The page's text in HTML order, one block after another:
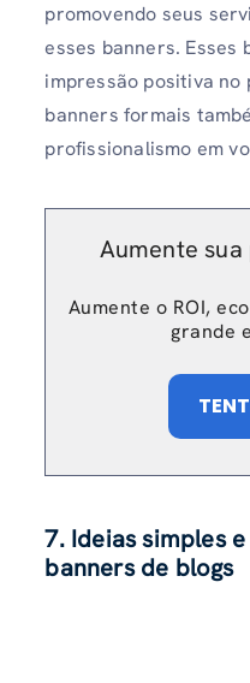
promovendo seus
esses banners. Esses
impressão positiva no
banners formais
profissionalismo em
Aumente sua
Aumente o ROI,
grande
7. Ideias simples
banners de blogs